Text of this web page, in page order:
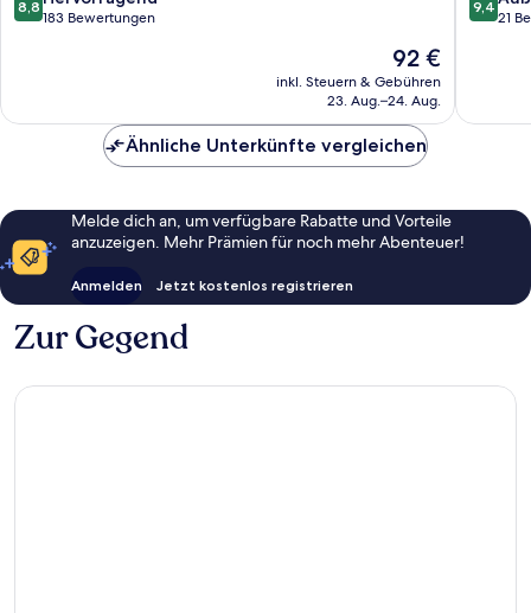
von
8,8
183 Bewertungen
Der
Preis
beträgt
92 €
inkl. Steuern & Gebühren
23. Aug.–24. Aug.
von
9,4
21
Ähnliche Unterkünfte vergleichen
Melde dich an, um verfügbare Rabatte und Vorteile
anzuzeigen. Mehr Prämien für noch mehr Abenteuer!
Anmelden Jetzt kostenlos registrieren
Zur Gegend